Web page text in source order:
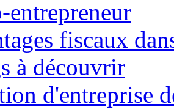
entrepreneur
fiscaux
à découvrir
d'entreprise